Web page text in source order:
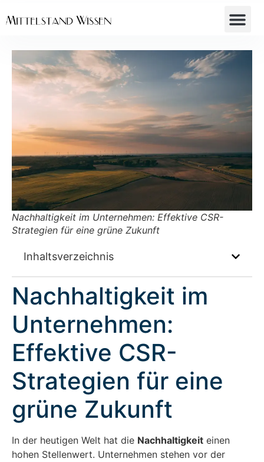
Nachhaltigkeit im Unternehmen: Effektive CSR-
Strategien für eine grüne Zukunft
Inhaltsverzeichnis
Nachhaltigkeit im
Unternehmen:
Effektive CSR-
Strategien für eine
grüne Zukunft
In der heutigen Welt hat die Nachhaltigkeit einen
hohen Stellenwert. Unternehmen stehen vor der